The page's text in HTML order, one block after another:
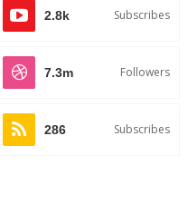
2.8k Subscribes
7.3m Followers
286 Subscribes